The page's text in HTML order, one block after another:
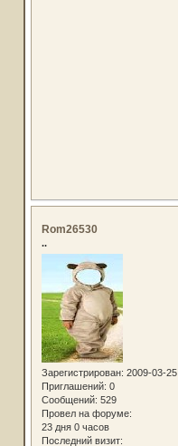
Rom26530
..
Зарегистрирован: 2009-03-25
Приглашений: 0
Сообщений: 529
Провел на форуме:
23 дня 0 часов
Последний визит: